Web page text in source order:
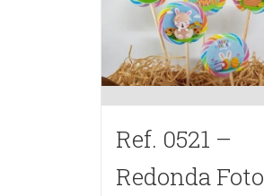
Ref. 0521 –
Redonda Foto